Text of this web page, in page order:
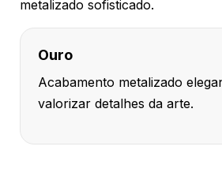
metalizado sofisticado.
Ouro
Acabamento metalizado
valorizar detalhes da arte.